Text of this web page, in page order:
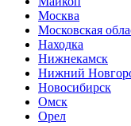
Москва
Московская
Находка
Нижнекамск
Нижний
Новосибирск
Омск
Орел